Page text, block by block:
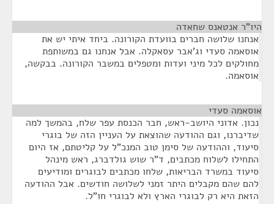
היו"ר אנטאנס שחאדה
אנחנו שלושה חברים בוועדת הקורונה. ביחד איתי יש את
אוסאמה סעדי וג'אבר עסאקלה. אבל אנחנו גם במשותפת
מחולקים לכל מיני ועדות ומטפלים במשבר הקורונה. בבקשה,
אוסאמה.
אוסאמה סעדי
נכון. אדוני היושב-ראש, חבר הכנסת עפר שלח, בהמשך למה
שדיברנו, וגם ההודעה שהוצאת על העניין הזה של בוגרי
סיעוד, וההודעה של סימן טוב המנכ"ל על קליטתם, אז היום
התחילו לשלוח מכתבים, ד"ר שוש גולדברג, ראש מינהל
סיעוד במשרד הבריאות, שלחו מכתבים לבוגרים ומודיעים
להם שהם מקבלים היתר זמני לשלושה חודשים. אבל ההודעה
הזאת היא רק לבוגרי הארץ ולא לבוגרי חו"ל.